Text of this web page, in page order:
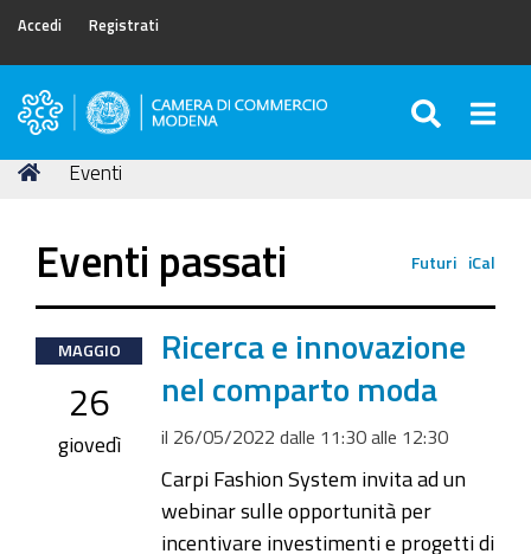
Accedi Registrati
Camera
Commercio
Tu
Home
Eventi
Eventi passati Futuri iCal
2022-
05-
26T11:30:00+02:00
2022-
26T12:30:00+02:00
MAGGIO
26
giovedì
Ricerca e innovazione
nel comparto moda
il 26/05/2022 dalle 11:30alle 12:30
Carpi Fashion System invita ad un
webinar sulle opportunità per
incentivare investimenti e progetti di